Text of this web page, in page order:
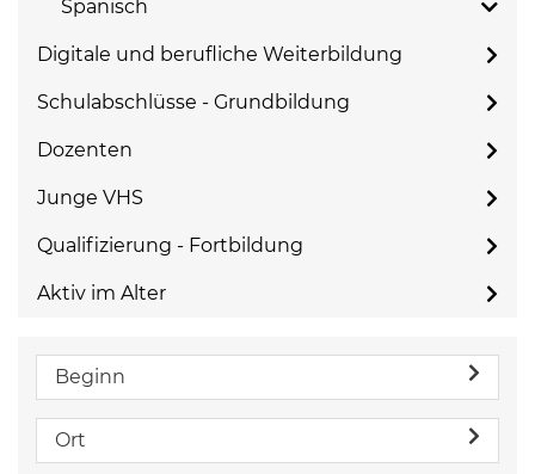
Spanisch
Digitale und berufliche Weiterbildung
Schulabschlüsse - Grundbildung
Dozenten
Junge VHS
Qualifizierung - Fortbildung
Aktiv im Alter
Beginn
Ort